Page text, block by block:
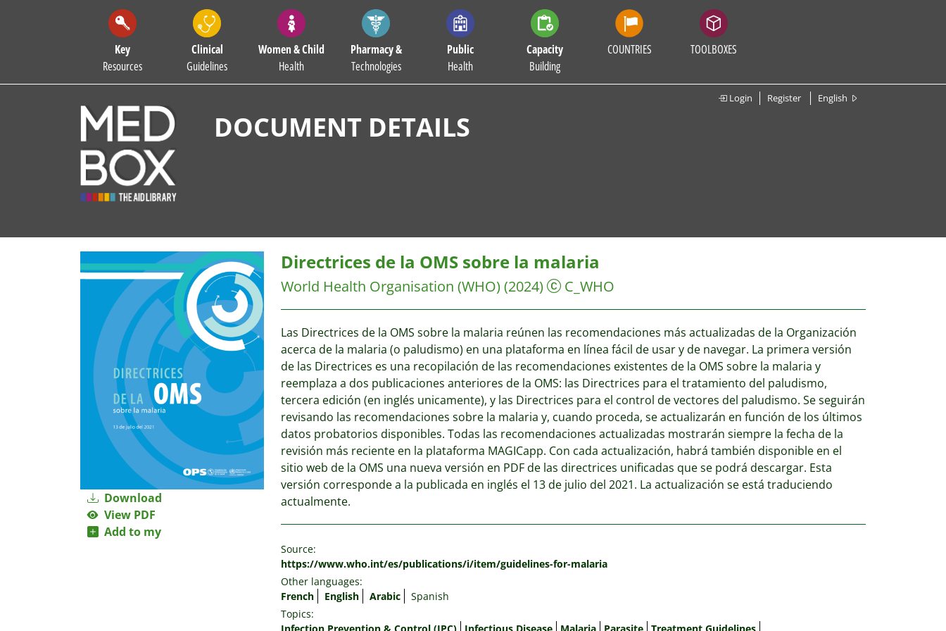
Key
Resources
Clinical
Guidelines
Women & Child
Health
Pharmacy &
Technologies
Public
Health
Capacity
Building
COUNTRIES TOOLBOXES
Login Register English
DOCUMENT DETAILS
Download
View PDF
Add to my
Directrices de la OMS sobre la malaria
World Health Organisation (WHO) (2024) C_WHO
Las Directrices de la OMS sobre la malaria reúnen las recomendaciones más actualizadas de la Organización
acerca de la malaria (o paludismo) en una plataforma en línea fácil de usar y de navegar. La primera versión
de las Directrices es una recopilación de las recomendaciones existentes de la OMS sobre la malaria y
reemplaza a dos publicaciones anteriores de la OMS: las Directrices para el tratamiento del paludismo,
tercera edición (en inglés unicamente), y las Directrices para el control de vectores del paludismo. Se seguirán
revisando las recomendaciones sobre la malaria y, cuando proceda, se actualizarán en función de los últimos
datos probatorios disponibles. Todas las recomendaciones actualizadas mostrarán siempre la fecha de la
revisión más reciente en la plataforma MAGICapp. Con cada actualización, habrá también disponible en el
sitio web de la OMS una nueva versión en PDF de las directrices unificadas que se podrá descargar. Esta
versión corresponde a la publicada en inglés el 13 de julio del 2021. La actualización se está traduciendo
actualmente.
Source:
https://www.who.int/es/publications/i/item/guidelines-for-malaria
Other languages:
French
English Arabic
Spanish
Topics: